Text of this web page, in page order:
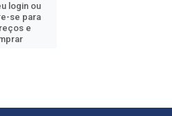
login ou
se para
e